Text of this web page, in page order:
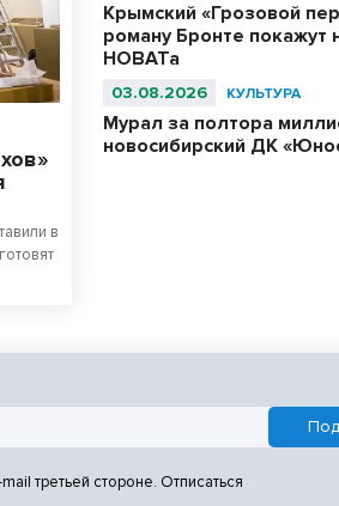
в
Крымский «Грозовой
роману Бронте покажут
НОВАТа
03.08.2026 КУЛЬТУРА
Мурал за полтора
новосибирский ДК
третьей стороне. Отписаться